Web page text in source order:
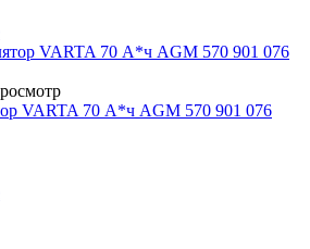
VARTA 70 А*ч AGM 570 901 076